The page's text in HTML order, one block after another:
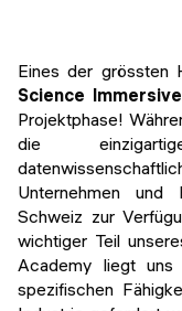
Generative KI
Python
KOSTENLOSE
Data Science
Web-
Alumni
Eines der grössten
Science
Projektphase!
die
Unternehmen und
Schweiz zur
wichtiger Teil
Academy liegt
spezifischen